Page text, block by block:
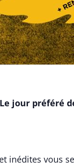
jour préféré
inédites vous